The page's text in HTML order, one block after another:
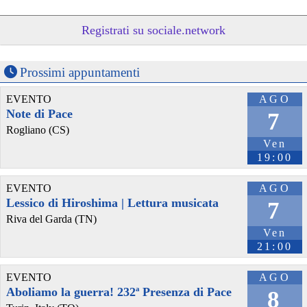
La idea de que es imposible accionar ante el avance indetenible de
colectivo. Instalar en los medios de comunicación esta idea apunta
a construir este tipo de creencias, al insistir repetitivamente por
distintos canales en ella.
#AI # IA #tech # technology
Registrati su sociale.network
Prossimi appuntamenti
AGO
7
Ven
19:00
EVENTO
Note di Pace
Rogliano (CS)
AGO
7
Ven
21:00
EVENTO
Lessico di Hiroshima | Lettura musicata
Riva del Garda (TN)
AGO
8
EVENTO
Aboliamo la guerra! 232ª Presenza di Pace